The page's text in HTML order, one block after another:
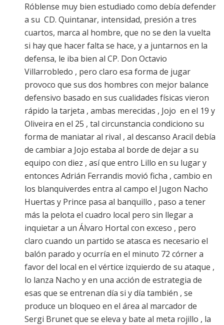
Róblense muy bien estudiado como debía defender
a su CD. Quintanar, intensidad, presión a tres
cuartos, marca al hombre, que no se den la vuelta
si hay que hacer falta se hace, y a juntarnos en la
defensa, le iba bien al CP. Don Octavio
Villarrobledo , pero claro esa forma de jugar
provoco que sus dos hombres con mejor balance
defensivo basado en sus cualidades físicas vieron
rápido la tarjeta , ambas merecidas , Jojo en el 19 y
Oliveira en el 25 , tal circunstancia condiciono su
forma de maniatar al rival , al descanso Aracil debía
de cambiar a Jojo estaba al borde de dejar a su
equipo con diez , así que entro Lillo en su lugar y
entonces Adrián Ferrandis movió ficha , cambio en
los blanquiverdes entra al campo el Jugon Nacho
Huertas y Prince pasa al banquillo , paso a tener
más la pelota el cuadro local pero sin llegar a
inquietar a un Álvaro Hortal con exceso , pero
claro cuando un partido se atasca es necesario el
balón parado y ocurría en el minuto 72 córner a
favor del local en el vértice izquierdo de su ataque ,
lo lanza Nacho y en una acción de estrategia de
esas que se entrenan día si y día también , se
produce un bloqueo en el área al marcador de
Sergi Brunet que se eleva y bate al meta rojillo , la